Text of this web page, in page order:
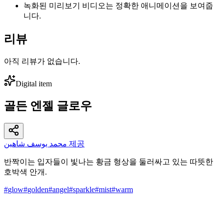
녹화된 미리보기 비디오는 정확한 애니메이션을 보여줍
니다.
리뷰
아직 리뷰가 없습니다.
Digital item
골든 엔젤 글로우
محمد يوسف شاهين 제공
반짝이는 입자들이 빛나는 황금 형상을 둘러싸고 있는 따뜻한
호박색 안개.
#glow#golden#angel#sparkle#mist#warm